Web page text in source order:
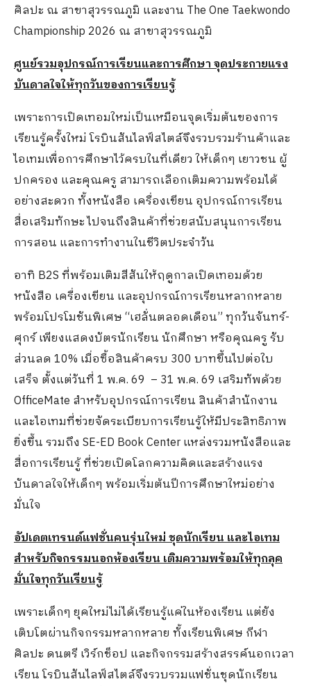
ศิลปะ ณ สาขาสุวรรณภูมิ และงาน The One Taekwondo
Championship 2026 ณ สาขาสุวรรณภูมิ
ศูนย์รวมอุปกรณ์การเรียนและการศึกษา จุดประกายแรง
บันดาลใจให้ทุกวันของการเรียนรู้
เพราะการเปิดเทอมใหม่เป็นเหมือนจุดเริ่มต้นของการ
เรียนรู้ครั้งใหม่ โรบินสันไลฟ์สไตล์จึงรวบรวมร้านค้าและ
ไอเทมเพื่อการศึกษาไว้ครบในที่เดียว ให้เด็กๆ เยาวชน ผู้
ปกครอง และคุณครู สามารถเลือกเติมความพร้อมได้
อย่างสะดวก ทั้งหนังสือ เครื่องเขียน อุปกรณ์การเรียน
สื่อเสริมทักษะ ไปจนถึงสินค้าที่ช่วยสนับสนุนการเรียน
การสอน และการทำงานในชีวิตประจำวัน
อาทิ B2S ที่พร้อมเติมสีสันให้ฤดูกาลเปิดเทอมด้วย
หนังสือ เครื่องเขียน และอุปกรณ์การเรียนหลากหลาย
พร้อมโปรโมชันพิเศษ “เฮลั่นตลอดเดือน” ทุกวันจันทร์-
ศุกร์ เพียงแสดงบัตรนักเรียน นักศึกษา หรือคุณครู รับ
ส่วนลด 10% เมื่อซื้อสินค้าครบ 300 บาทขึ้นไปต่อใบ
เสร็จ ตั้งแต่วันที่ 1 พ.ค. 69 – 31 พ.ค. 69 เสริมทัพด้วย
OfficeMate สำหรับอุปกรณ์การเรียน สินค้าสำนักงาน
และไอเทมที่ช่วยจัดระเบียบการเรียนรู้ให้มีประสิทธิภาพ
ยิ่งขึ้น รวมถึง SE-ED Book Center แหล่งรวมหนังสือและ
สื่อการเรียนรู้ ที่ช่วยเปิดโลกความคิดและสร้างแรง
บันดาลใจให้เด็กๆ พร้อมเริ่มต้นปีการศึกษาใหม่อย่าง
มั่นใจ
อัปเดตเทรนด์แฟชั่นคนรุ่นใหม่ ชุดนักเรียน และไอเทม
สำหรับกิจกรรมนอกห้องเรียน เติมความพร้อมให้ทุกลุค
มั่นใจทุกวันเรียนรู้
เพราะเด็กๆ ยุคใหม่ไม่ได้เรียนรู้แค่ในห้องเรียน แต่ยัง
เติบโตผ่านกิจกรรมหลากหลาย ทั้งเรียนพิเศษ กีฬา
ศิลปะ ดนตรี เวิร์กช็อป และกิจกรรมสร้างสรรค์นอกเวลา
เรียน โรบินสันไลฟ์สไตล์จึงรวบรวมแฟชั่นชุดนักเรียน